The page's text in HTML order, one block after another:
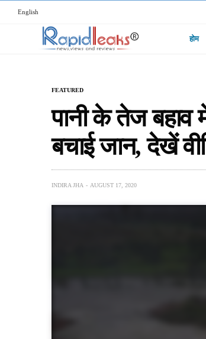
English
होम
FEATURED
पानी के तेज
बचाई जान, देखें
INDIRA JHA AUGUST 17, 2020